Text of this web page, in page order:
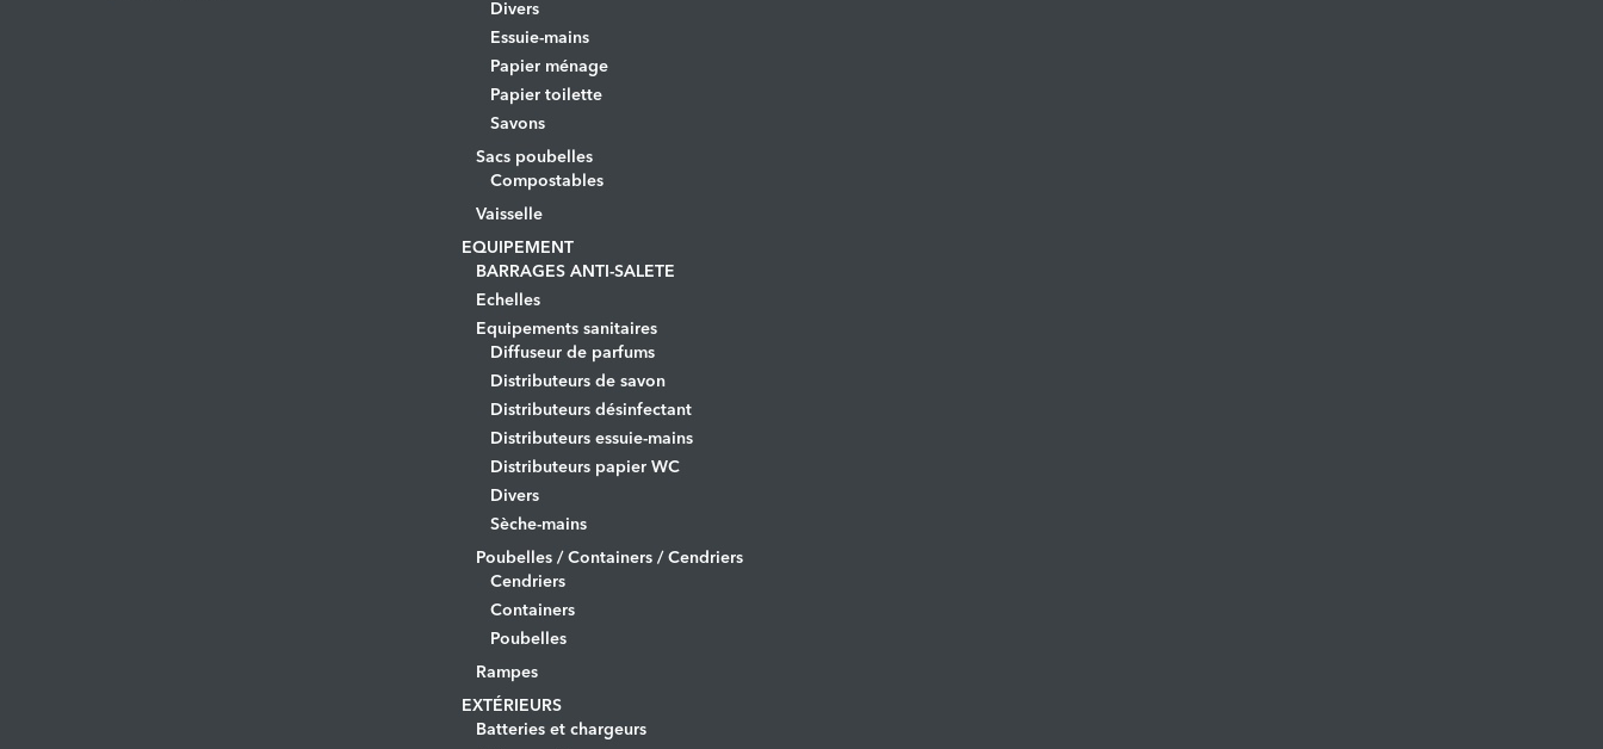
Divers
Essuie-mains
Papier ménage
Papier toilette
Savons
Sacs poubelles
Compostables
Vaisselle
EQUIPEMENT
BARRAGES ANTI-SALETE
Echelles
Equipements sanitaires
Diffuseur de parfums
Distributeurs de savon
Distributeurs désinfectant
Distributeurs essuie-mains
Distributeurs papier WC
Divers
Sèche-mains
Poubelles / Containers / Cendriers
Cendriers
Containers
Poubelles
Rampes
EXTÉRIEURS
Batteries et chargeurs